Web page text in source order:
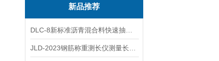
新品推荐